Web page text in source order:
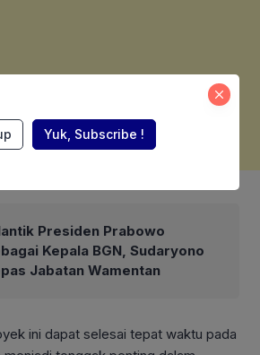
Presiden Prabowo
Kepala BGN, Sudaryono
Jabatan Wamentan
ini dapat selesai tepat waktu pada
Yuk, Subscribe !